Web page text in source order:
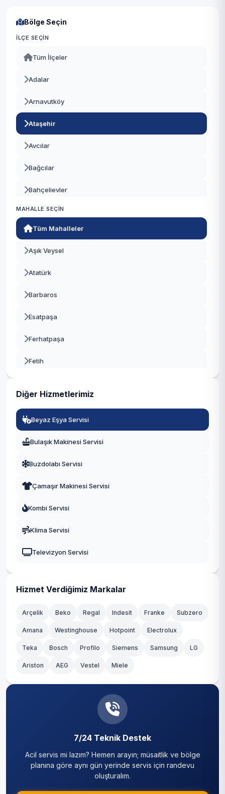
Bölge Seçin
İLÇE SEÇIN
Tüm İlçeler
Adalar
Arnavutköy
Ataşehir
Avcılar
Bağcılar
Bahçelievler
Bakırköy
Başakşehir
Bayrampaşa
Beylikdüzü
Beyoğlu
Çekmeköy
Esenler
Kağıthane
Kartal
Küçükçekmece
Sultanbeyli
MAHALLE SEÇIN
Tüm Mahalleler
Aşık Veysel
Atatürk
Barbaros
Esatpaşa
Ferhatpaşa
Fetih
Diğer Hizmetlerimiz
Beyaz Eşya Servisi
Bulaşık Makinesi Servisi
Buzdolabı Servisi
Çamaşır Makinesi Servisi
Kombi Servisi
Klima Servisi
Televizyon Servisi
Hizmet Verdiğimiz Markalar
Arçelik Beko Regal Indesit Franke Subzero
Amana Westinghouse Hotpoint Electrolux
Teka Bosch Profilo Siemens Samsung LG
Ariston AEG Vestel Miele
7/24 Teknik Destek
Acil servis mi lazım? Hemen arayın; müsaitlik ve bölge
planına göre aynı gün yerinde servis için randevu
oluşturalım.